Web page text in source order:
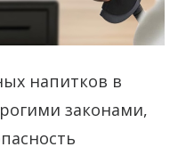
напитков в
законами,